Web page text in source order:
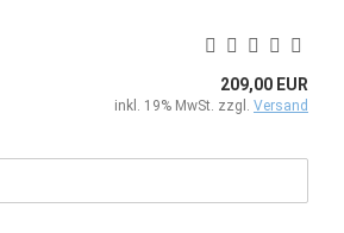
209,00 EUR
inkl. 19% MwSt. zzgl. Versand